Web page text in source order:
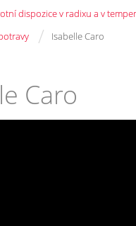
dispozice v radixu a v
/ Isabelle Caro
Caro